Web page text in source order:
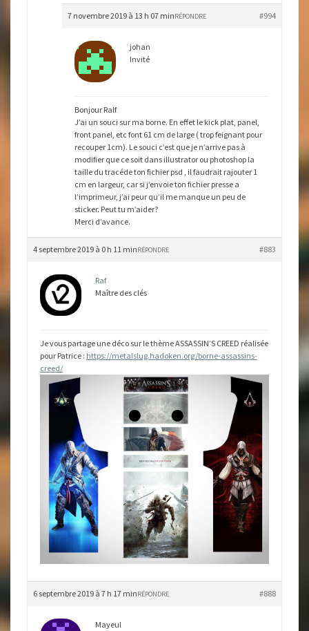
7 novembre 2019 à 13 h 07 min #994
RÉPONDRE
johan
Invité
Bonjour Ralf
J’ai un souci sur ma borne. En effet le kick plat, panel,
front panel, etc font 61 cm de large ( trop feignant pour
recouper 1cm). Le souci c’est que je n’arrive pas à
modifier que ce soit dans illustrator ou photoshop la
taille du tracéde ton fichier psd , il faudrait rajouter 1
cm en largeur, car si j’envoie ton fichier presse a
l’imprimeur, j’ai peur qu’il me manque un peu de
sticker. Peut tu m’aider?
Merci d’avance.
4 septembre 2019 à 0 h 11 min #883
RÉPONDRE
Raf
Maître des clés
Je vous partage une déco sur le thème ASSASSIN’S CREED réalisée
pour Patrice : https://metalslug.hadoken.org/borne-assassins-
creed/
6 septembre 2019 à 7 h 17 min #888
RÉPONDRE
Mayeul